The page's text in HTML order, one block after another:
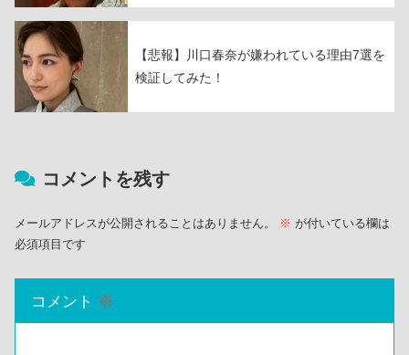
【悲報】川口春奈が嫌われている理由7選を
検証してみた！
コメントを残す
メールアドレスが公開されることはありません。 ※ が付いている欄は
必須項目です
コメント ※